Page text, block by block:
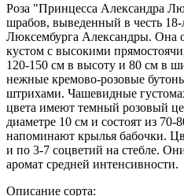
Роза "Принцесса Александра
шрабов, выведенный в честь
Люксембурга Александры. Она
кустом с высокими
120-150 см в высоту и 80 см в
нежные кремово-розовые
штрихами. Чашевидные
цвета имеют темный розовый
диаметре 10 см и состоят из
напоминают крылья бабочки.
и по 3-7 соцветий на стебле.
аромат средней интенсивности.
Описание сорта: